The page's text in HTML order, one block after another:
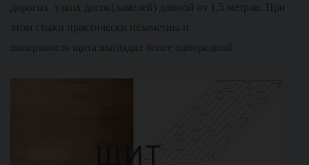
дорогих узких досок(ламелей) длиной от 1,5 метров. При
этом стыки практически незаметны и
поверхность щита выглядит более однородной.